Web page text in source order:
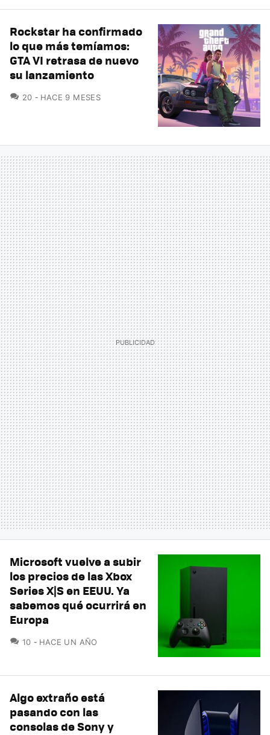
Rockstar ha confirmado
lo que más temíamos:
GTA VI retrasa de nuevo
su lanzamiento
20 COMENTARIOS
HACE 9 MESES
Microsoft vuelve a subir
los precios de las Xbox
Series X|S en EEUU. Ya
sabemos qué ocurrirá en
Europa
10 COMENTARIOS
HACE UN AÑO
Algo extraño está
pasando con las
consolas de Sony y